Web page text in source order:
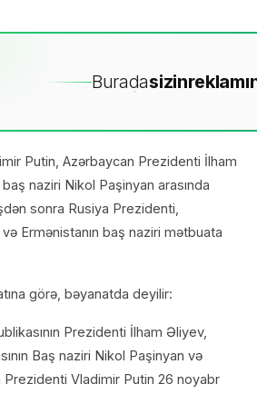
Buradasizin
Putin, Azərbaycan Prezidenti İlham
naziri Nikol Paşinyan arasında
sonra Rusiya Prezidenti,
Ermənistanın baş naziri mətbuata
görə, bəyanatda deyilir:
Prezidenti İlham Əliyev,
Baş naziri Nikol Paşinyan və
Prezidenti Vladimir Putin 26 noyabr